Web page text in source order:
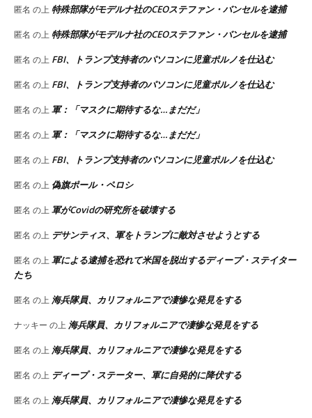
匿名 の上 特殊部隊がモデルナ社のCEOステファン・バンセルを逮捕
匿名 の上 特殊部隊がモデルナ社のCEOステファン・バンセルを逮捕
匿名 の上 FBI、トランプ支持者のパソコンに児童ポルノを仕込む
匿名 の上 FBI、トランプ支持者のパソコンに児童ポルノを仕込む
匿名 の上 軍：「マスクに期待するな…まだだ」
匿名 の上 軍：「マスクに期待するな…まだだ」
匿名 の上 FBI、トランプ支持者のパソコンに児童ポルノを仕込む
匿名 の上 偽旗ポール・ペロシ
匿名 の上 軍がCovidの研究所を破壊する
匿名 の上 デサンティス、軍をトランプに敵対させようとする
匿名 の上 軍による逮捕を恐れて米国を脱出するディープ・ステイター
たち
匿名 の上 海兵隊員、カリフォルニアで凄惨な発見をする
ナッキー の上 海兵隊員、カリフォルニアで凄惨な発見をする
匿名 の上 海兵隊員、カリフォルニアで凄惨な発見をする
匿名 の上 ディープ・ステーター、軍に自発的に降伏する
匿名 の上 海兵隊員、カリフォルニアで凄惨な発見をする